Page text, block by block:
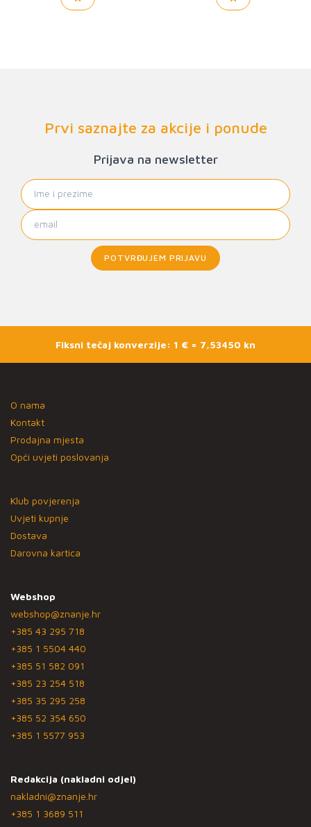
Prvi saznajte za akcije i ponude
Prijava na newsletter
POTVRĐUJEM PRIJAVU
Fiksni tečaj konverzije: 1 € = 7,53450 kn
O nama
Kontakt
Prodajna mjesta
Opći uvjeti poslovanja
Klub povjerenja
Uvjeti kupnje
Dostava
Darovna kartica
Webshop
webshop@znanje.hr
+385 43 295 718
+385 1 5504 440
+385 51 582 091
+385 23 254 518
+385 35 295 258
+385 52 354 650
+385 1 5577 953
Redakcija (nakladni odjel)
nakladni@znanje.hr
+385 1 3689 511